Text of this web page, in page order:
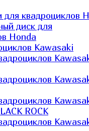
для квадроциклов
диск для
Honda
Kawasaki
ROCK